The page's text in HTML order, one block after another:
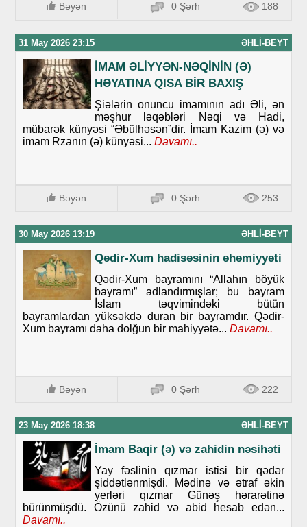
Bəyən 0 Şərh 188
31 May 2026 23:15 ƏHLI-BEYT
İMAM ƏLİYYƏN-NƏQİNİN (Ə)
HƏYATINA QISA BİR BAXIŞ
Şiələrin onuncu imamının adı Əli, ən
məşhur ləqəbləri Nəqi və Hadi,
mübarək künyəsi “Əbülhəsən”dir. İmam Kazim (ə) və
imam Rzanın (ə) künyəsi... Davamı..
Bəyən 0 Şərh 253
30 May 2026 13:19 ƏHLI-BEYT
Qədir-Xum hadisəsinin əhəmiyyəti
Qədir-Xum bayramını “Allahın böyük
bayramı” adlandırmışlar; bu bayram
İslam təqvimindəki bütün
bayramlardan yüksəkdə duran bir bayramdır. Qədir-
Xum bayramı daha dolğun bir mahiyyətə... Davamı..
Bəyən 0 Şərh 222
23 May 2026 18:38 ƏHLI-BEYT
İmam Baqir (ə) və zahidin nəsihəti
Yay fəslinin qızmar istisi bir qədər
şiddətlənmişdi. Mədinə və ətraf əkin
yerləri qızmar Günəş hərarətinə
bürünmüşdü. Özünü zahid və abid hesab edən...
Davamı..